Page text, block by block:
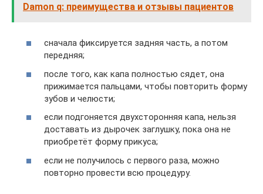
Damon q: преимущества и отзывы пациентов
сначала фиксируется задняя часть, а потом
передняя;
после того, как капа полностью сядет, она
прижимается пальцами, чтобы повторить форму
зубов и челюсти;
если подгоняется двухсторонняя капа, нельзя
доставать из дырочек заглушку, пока она не
приобретёт форму прикуса;
если не получилось с первого раза, можно
повторно провести всю процедуру.